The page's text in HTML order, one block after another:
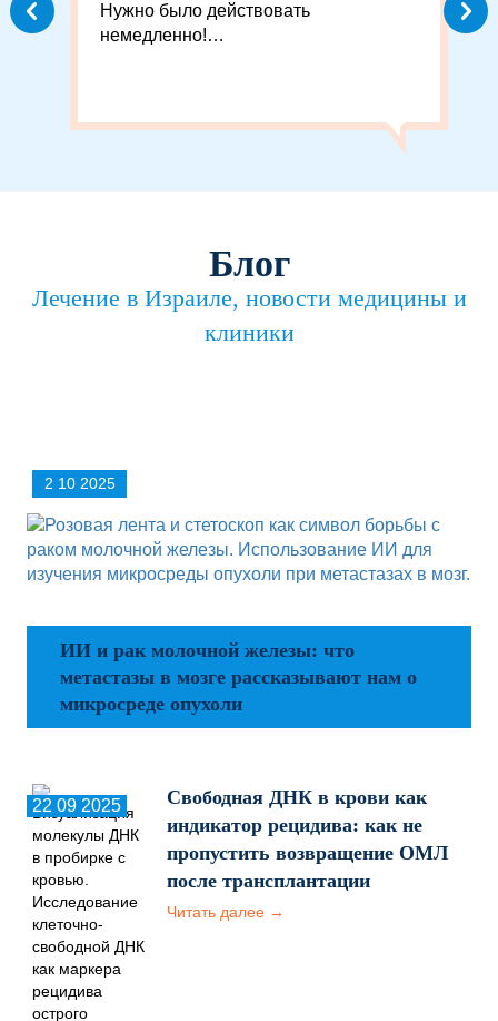
Нужно было действовать
немедленно!…
Блог
Лечение в Израиле, новости медицины и
клиники
2 10 2025
ИИ и рак молочной железы: что
метастазы в мозге рассказывают нам о
микросреде опухоли
22 09 2025
Свободная ДНК в крови как
индикатор рецидива: как не
пропустить возвращение ОМЛ
после трансплантации
Читать далее →